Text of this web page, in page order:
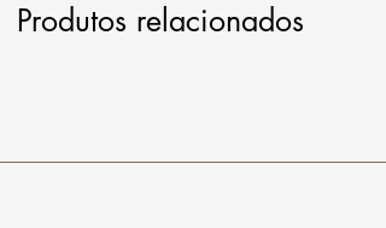
Produtos relacionados